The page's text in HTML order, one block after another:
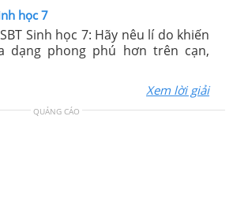
học 7
Sinh học 7: Hãy nêu lí do khiến
dạng phong phú hơn trên cạn,
Xem lời giải
QUẢNG CÁO